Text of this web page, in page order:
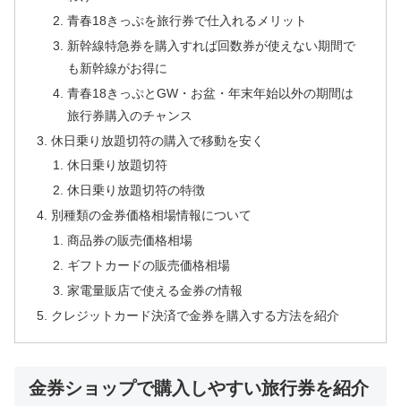
青春18きっぷを旅行券で仕入れるメリット
新幹線特急券を購入すれば回数券が使えない期間で
も新幹線がお得に
青春18きっぷとGW・お盆・年末年始以外の期間は
旅行券購入のチャンス
休日乗り放題切符の購入で移動を安く
休日乗り放題切符
休日乗り放題切符の特徴
別種類の金券価格相場情報について
商品券の販売価格相場
ギフトカードの販売価格相場
家電量販店で使える金券の情報
クレジットカード決済で金券を購入する方法を紹介
金券ショップで購入しやすい旅行券を紹介